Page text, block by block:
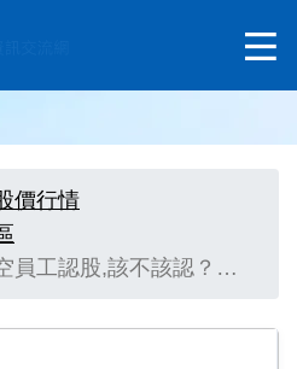
價行情
員工認股,該不該認？…